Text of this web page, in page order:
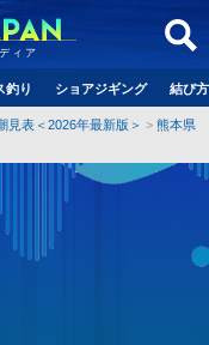
ィア
釣り ショアジギング 結び
見表＜2026年最新版＞
熊本県